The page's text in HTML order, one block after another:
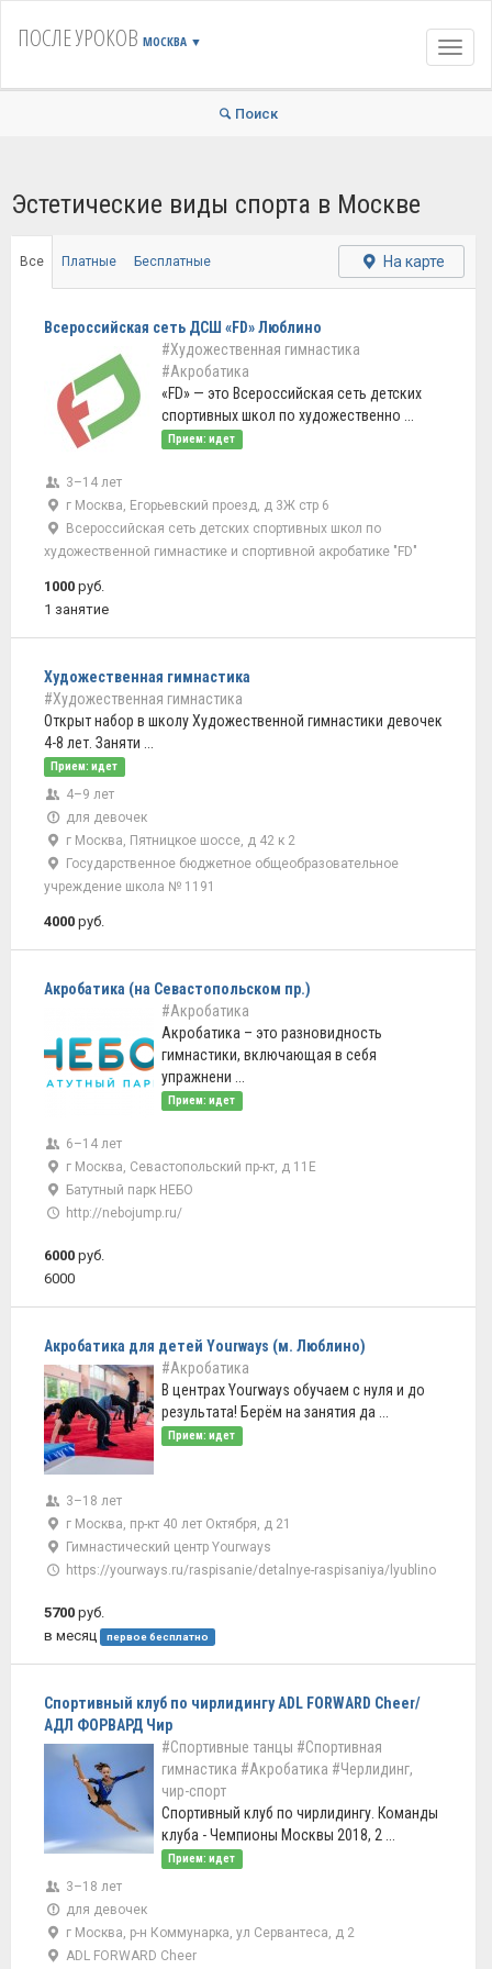
ПОСЛЕ УРОКОВ МОСКВА ▼
Поиск
Эстетические виды спорта в Москве
Все Платные Бесплатные На карте
Всероссийская сеть ДСШ «FD» Люблино
#Художественная гимнастика
#Акробатика
«FD» — это Всероссийская сеть детских
спортивных школ по художественно ...
Прием: идет
3–14 лет
г Москва, Егорьевский проезд, д 3Ж стр 6
Всероссийская сеть детских спортивных школ по
художественной гимнастике и спортивной акробатике "FD"
1000 руб.
1 занятие
Художественная гимнастика
#Художественная гимнастика
Открыт набор в школу Художественной гимнастики девочек
4-8 лет. Заняти ...
Прием: идет
4–9 лет
для девочек
г Москва, Пятницкое шоссе, д 42 к 2
Государственное бюджетное общеобразовательное
учреждение школа № 1191
4000 руб.
Акробатика (на Севастопольском пр.)
#Акробатика
Акробатика – это разновидность
гимнастики, включающая в себя
упражнени ...
Прием: идет
6–14 лет
г Москва, Севастопольский пр-кт, д 11Е
Батутный парк НЕБО
http://nebojump.ru/
6000 руб.
6000
Акробатика для детей Yourways (м. Люблино)
#Акробатика
В центрах Yourways обучаем с нуля и до
результата! Берём на занятия да ...
Прием: идет
3–18 лет
г Москва, пр-кт 40 лет Октября, д 21
Гимнастический центр Yourways
https://yourways.ru/raspisanie/detalnye-raspisaniya/lyublino
5700 руб.
в месяц
первое бесплатно
Спортивный клуб по чирлидингу ADL FORWARD Cheer/
АДЛ ФОРВАРД Чир
#Спортивные танцы #Спортивная
гимнастика #Акробатика #Черлидинг,
чир-спорт
Спортивный клуб по чирлидингу. Команды
клуба - Чемпионы Москвы 2018, 2 ...
Прием: идет
3–18 лет
для девочек
г Москва, р-н Коммунарка, ул Сервантеса, д 2
ADL FORWARD Cheer